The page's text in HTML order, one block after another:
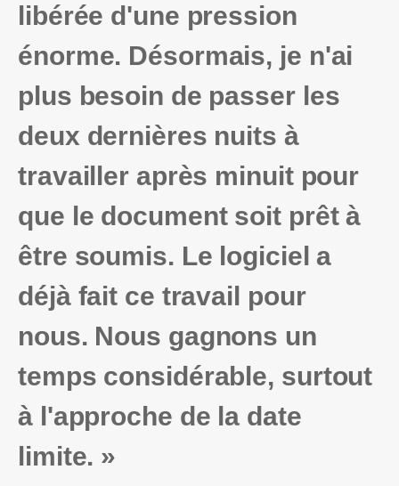
libérée d'une pression
énorme. Désormais, je n'ai
plus besoin de passer les
deux dernières nuits à
travailler après minuit pour
que le document soit prêt à
être soumis. Le logiciel a
déjà fait ce travail pour
nous. Nous gagnons un
temps considérable, surtout
à l'approche de la date
limite. »